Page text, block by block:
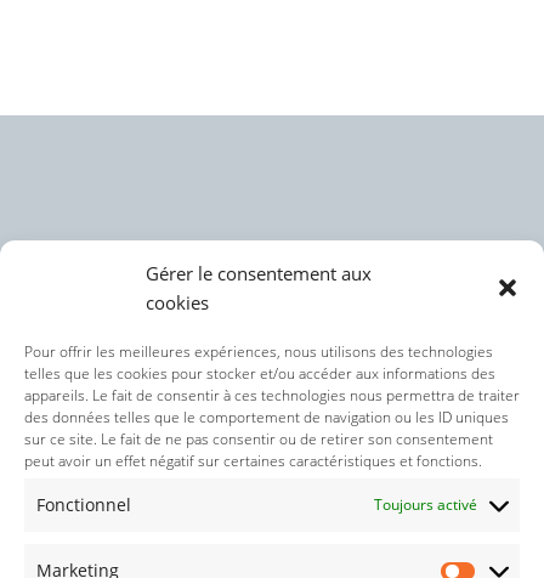
Gérer le consentement aux
cookies
Pour offrir les meilleures expériences, nous utilisons des technologies
telles que les cookies pour stocker et/ou accéder aux informations des
appareils. Le fait de consentir à ces technologies nous permettra de traiter
des données telles que le comportement de navigation ou les ID uniques
sur ce site. Le fait de ne pas consentir ou de retirer son consentement
peut avoir un effet négatif sur certaines caractéristiques et fonctions.
Fonctionnel Toujours activé
Marketing
Politique des cookies (UE)
Politique de confidentialité
Nos réseaux sociaux :